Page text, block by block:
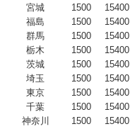
宮城
1500 15400
福島
1500 15400
群馬
1500 15400
栃木
1500 15400
茨城
1500 15400
埼玉
1500 15400
東京
1500 15400
千葉
1500 15400
神奈川
1500 15400